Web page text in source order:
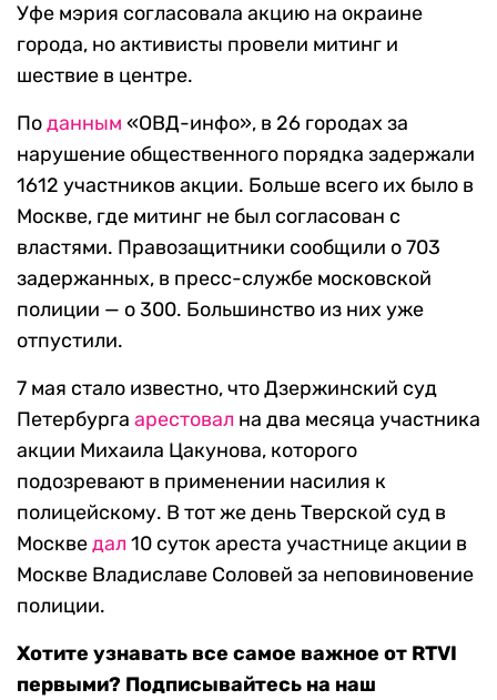
Уфе мэрия согласовала акцию на окраине
города, но активисты провели митинг и
шествие в центре.
Поданным «ОВД-инфо», в 26 городах за
нарушение общественного порядка задержали
1612 участников акции. Больше всего их было в
Москве, где митинг не был согласован с
властями. Правозащитники сообщили о 703
задержанных, в пресс-службе московской
полиции — о 300. Большинство из них уже
отпустили.
7 мая стало известно, что Дзержинский суд
Петербурга арестовал на два месяца участника
акции Михаила Цакунова, которого
подозревают в применении насилия к
полицейскому. В тот же день Тверской суд в
Москведал 10 суток ареста участнице акции в
Москве Владиславе Соловей за неповиновение
полиции.
Хотите узнавать все самое важное от RTVI
первыми? Подписывайтесь на наш